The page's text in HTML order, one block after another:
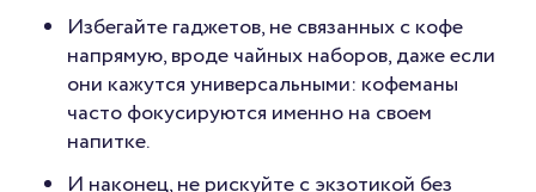
Избегайте гаджетов, не связанных с кофе
напрямую, вроде чайных наборов, даже если
они кажутся универсальными: кофеманы
часто фокусируются именно на своем
напитке.
И наконец, не рискуйте с экзотикой без